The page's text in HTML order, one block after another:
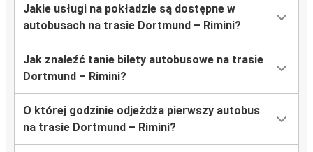
Jakie usługi na pokładzie są dostępne w
autobusach na trasie Dortmund – Rimini?
Jak znaleźć tanie bilety autobusowe na trasie
Dortmund – Rimini?
O której godzinie odjeżdża pierwszy autobus
na trasie Dortmund – Rimini?